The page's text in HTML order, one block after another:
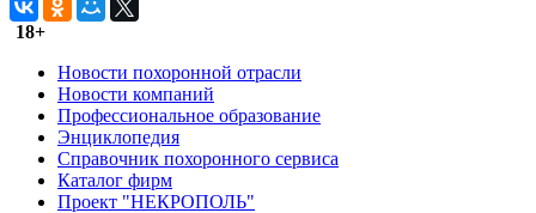
18+
Новости похоронной отрасли
Новости компаний
Профессиональное образование
Энциклопедия
Справочник похоронного сервиса
Каталог фирм
Проект "НЕКРОПОЛЬ"